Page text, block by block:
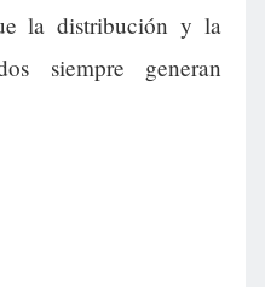
la distribución y la
siempre generan